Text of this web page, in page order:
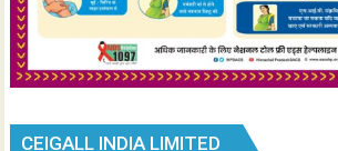
CEIGALL INDIA LIMITED